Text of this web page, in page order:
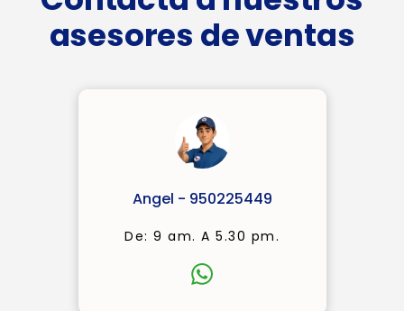
asesores de ventas
Angel - 950225449
De: 9 am. A 5.30 pm.